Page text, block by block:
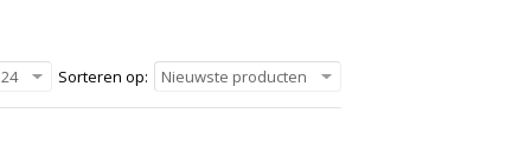
Sorteren op: Nieuwste producten
24